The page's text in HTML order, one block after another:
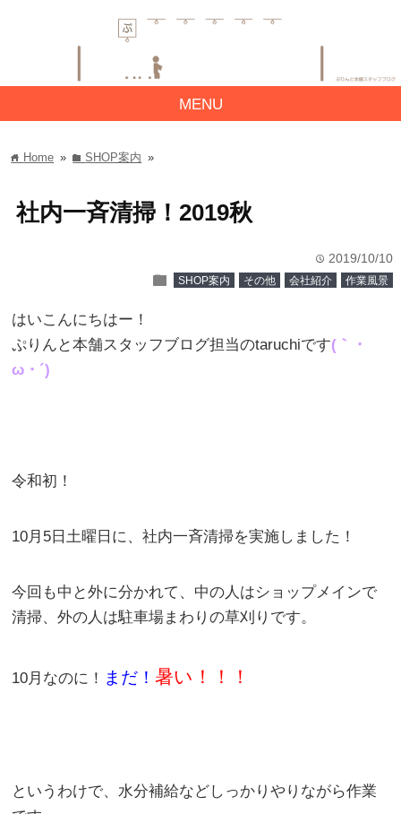
MENU
home Home » folderSHOP案内 »
社内一斉清掃！2019秋
time 2019/10/10
folder SHOP案内 その他 会社紹介 作業風景
はいこんにちはー！
ぷりんと本舗スタッフブログ担当のtaruchiです(｀・
ω・´)
令和初！
10月5日土曜日に、社内一斉清掃を実施しました！
今回も中と外に分かれて、中の人はショップメインで
清掃、外の人は駐車場まわりの草刈りです。
10月なのに！ まだ！暑い！！！
というわけで、水分補給などしっかりやりながら作業